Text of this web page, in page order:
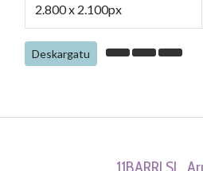
2.800 x 2.100px
Deskargatu
11BARRI SL.